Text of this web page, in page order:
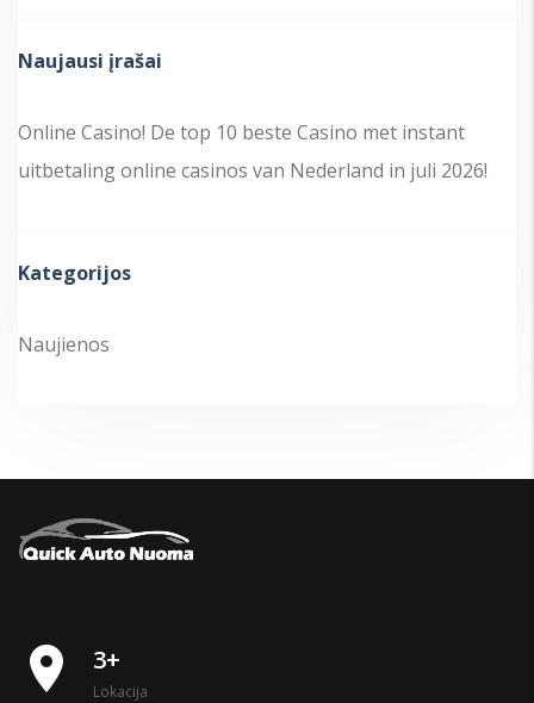
Naujausi įrašai
Online Casino! De top 10 beste Casino met instant
uitbetaling online casinos van Nederland in juli 2026!
Kategorijos
Naujienos
place 3+
Lokacija